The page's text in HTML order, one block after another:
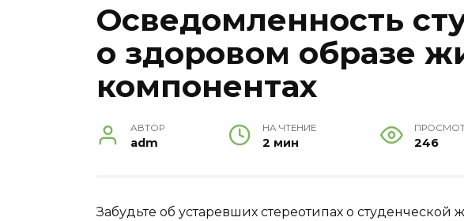
Осведомленность
о здоровом образе
компонентах
АВТОР
adm
НА ЧТЕНИЕ
2 мин 246
Забудьте об устаревших стереотипах о студенческой